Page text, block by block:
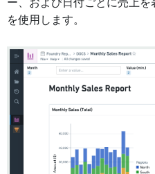
ー、および日付ごとに売上
を使用します。